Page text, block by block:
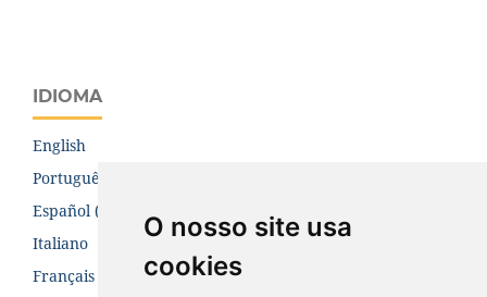
O nosso site usa
cookies
IDIOMA
English
Português (Brasil)
Español (España)
Italiano
Français (Canada)